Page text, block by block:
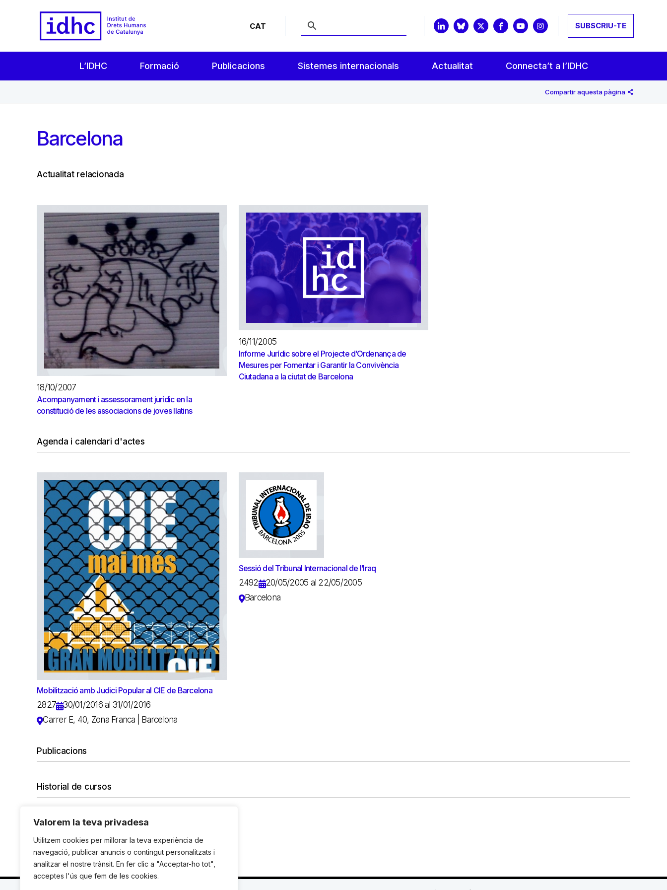
Valorem la teva privadesa
Utilitzem cookies per millorar la teva experiència de
navegació, publicar anuncis o contingut personalitzats i
analitzar el nostre trànsit. En fer clic a "Acceptar-ho tot",
acceptes l'ús que fem de les cookies.
CAT SUBSCRIU-TE
L’IDHC Formació Publicacions Sistemes internacionals Actualitat Connecta’t a l’IDHC
Compartir aquesta pàgina
Barcelona
Actualitat relacionada
18/10/2007
Acompanyament i assessorament jurídic en la
constitució de les associacions de joves llatins
16/11/2005
Informe Jurídic sobre el Projecte d’Ordenança de
Mesures per Fomentar i Garantir la Convivència
Ciutadana a la ciutat de Barcelona
Agenda i calendari d'actes
Mobilització amb Judici Popular al CIE de Barcelona
2827
30/01/2016 al 31/01/2016
Carrer E, 40, Zona Franca | Barcelona
Sessió del Tribunal Internacional de l’Iraq
2492
20/05/2005 al 22/05/2005
Barcelona
Publicacions
Historial de cursos
No hi ha cap curs amb el filtre seleccionat.
Vols desfer tots els filtres?